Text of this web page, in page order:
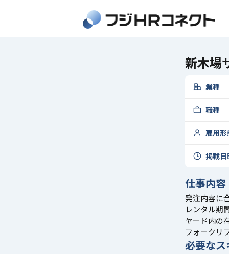
新木場
業種
職種
雇用形
掲載日
仕事内容
発注内容に
レンタル期
ヤード内の
フォークリ
必要な